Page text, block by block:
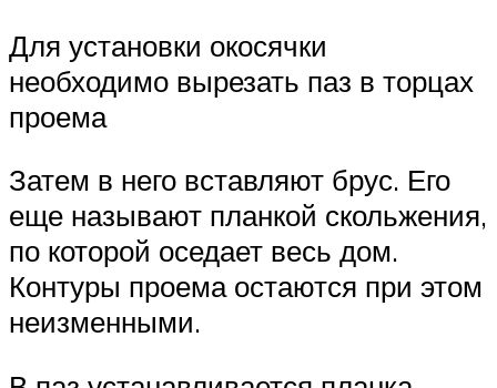
Для установки окосячки
необходимо вырезать паз в торцах
проема
Затем в него вставляют брус. Его
еще называют планкой скольжения,
по которой оседает весь дом.
Контуры проема остаются при этом
неизменными.